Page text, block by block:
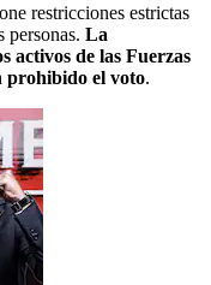
restricciones estrictas
La
activos de las Fuerzas
prohibido el voto.